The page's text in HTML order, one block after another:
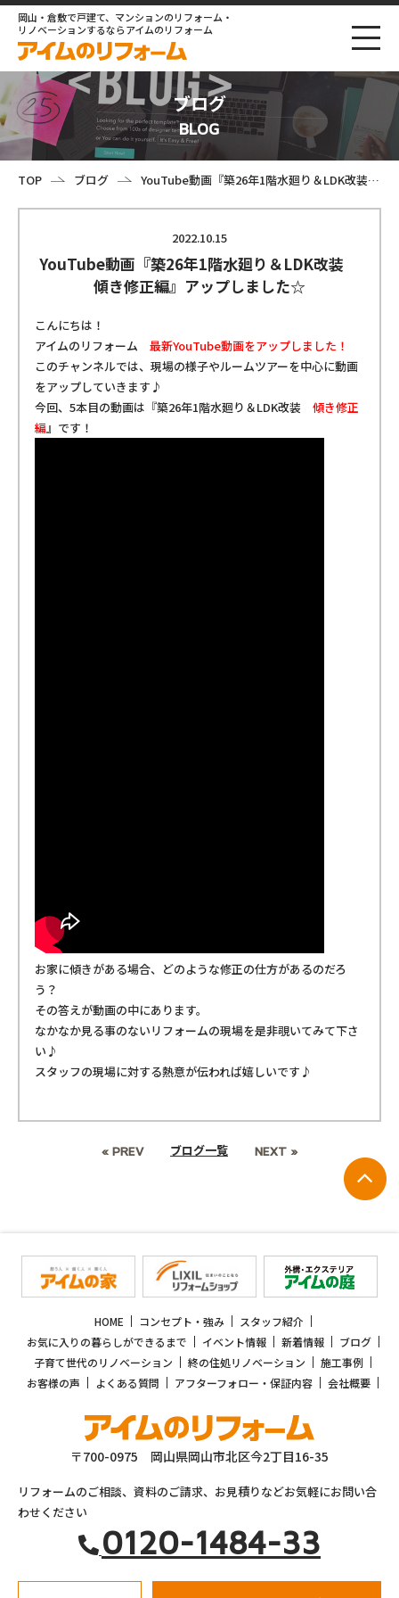
岡山・倉敷で戸建て、マンションのリフォーム・
リノベーションするならアイムのリフォーム
ブログ
BLOG
TOP ブログ YouTube動画『築26年1階水廻り＆LDK改装 傾き修正編』アップしました☆
2022.10.15
YouTube動画『築26年1階水廻り＆LDK改装
傾き修正編』アップしました☆
こんにちは！
アイムのリフォーム最新YouTube動画をアップしました！
このチャンネルでは、現場の様子やルームツアーを中心に動画
をアップしていきます♪
今回、5本目の動画は『築26年1階水廻り＆LDK改装
傾き修正
編』 です！
お家に傾きがある場合、どのような修正の仕方があるのだろ
う？
その答えが動画の中にあります。
なかなか見る事のないリフォームの現場を是非覗いてみて下さ
い♪
スタッフの現場に対する熱意が伝われば嬉しいです♪
« PREV ブログ一覧 NEXT »
HOME コンセプト・強み
スタッフ紹介
お気に入りの暮らしができるまで
イベント情報 新着情報
ブログ
子育て世代のリノベーション
終の住処リノベーション
施工事例
お客様の声
よくある質問 アフターフォロー・保証内容 会社概要
〒700-0975 岡山県岡山市北区今2丁目16-35
リフォームのご相談、資料のご請求、お見積りなどお気軽にお問い合
わせください
0120-1484-33